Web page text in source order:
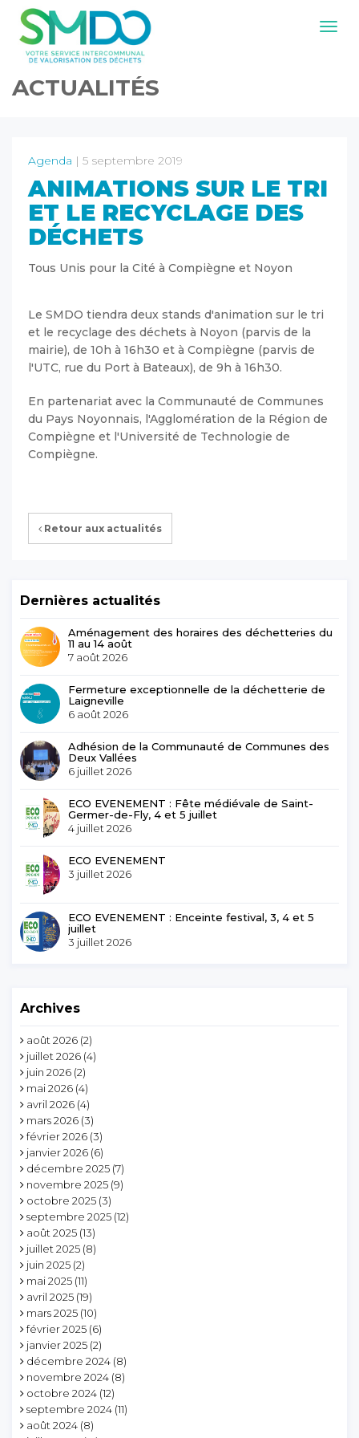
ACTUALITÉS
Agenda | 5 septembre 2019
ANIMATIONS SUR LE TRI
ET LE RECYCLAGE DES
DÉCHETS
Tous Unis pour la Cité à Compiègne et Noyon
Le SMDO tiendra deux stands d'animation sur le tri
et le recyclage des déchets à Noyon (parvis de la
mairie), de 10h à 16h30 et à Compiègne (parvis de
l'UTC, rue du Port à Bateaux), de 9h à 16h30.
En partenariat avec la Communauté de Communes
du Pays Noyonnais, l'Agglomération de la Région de
Compiègne et l'Université de Technologie de
Compiègne.
Retour aux actualités
Dernières actualités
Aménagement des horaires des déchetteries du
11 au 14 août
7 août 2026
Fermeture exceptionnelle de la déchetterie de
Laigneville
6 août 2026
Adhésion de la Communauté de Communes des
Deux Vallées
6 juillet 2026
ECO EVENEMENT : Fête médiévale de Saint-
Germer-de-Fly, 4 et 5 juillet
4 juillet 2026
ECO EVENEMENT
3 juillet 2026
ECO EVENEMENT : Enceinte festival, 3, 4 et 5
juillet
3 juillet 2026
Archives
août 2026 (2)
juillet 2026 (4)
juin 2026 (2)
mai 2026 (4)
avril 2026 (4)
mars 2026 (3)
février 2026 (3)
janvier 2026 (6)
décembre 2025 (7)
novembre 2025 (9)
octobre 2025 (3)
septembre 2025 (12)
août 2025 (13)
juillet 2025 (8)
juin 2025 (2)
mai 2025 (11)
avril 2025 (19)
mars 2025 (10)
février 2025 (6)
janvier 2025 (2)
décembre 2024 (8)
novembre 2024 (8)
octobre 2024 (12)
septembre 2024 (11)
août 2024 (8)